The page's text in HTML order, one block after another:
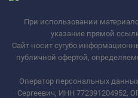
При использовании
указание прямой
Сайт носит сугубо
публичной офертой,
Оператор персональных
Сергеевич, ИНН 772391204952,